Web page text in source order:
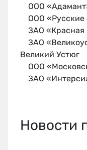
ООО
ООО «Русские
ЗАО «Красная
ЗАО
Великий Устюг
ООО
ЗАО
Новости